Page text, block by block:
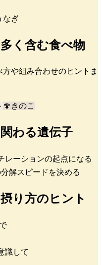
なぎ
く含む食べ物
や組み合わせのヒントま
🍄 きのこ
わる遺伝子
レーションの起点になる
解スピードを決める
り方のヒント
識して